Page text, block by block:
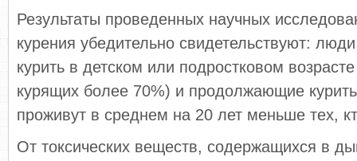
Результаты проведенных научных
курения убедительно свидетельствуют:
курить в детском или подростковом
курящих более 70%) и продолжающие
проживут в среднем на 20 лет меньше тех,
От токсических веществ, содержащихся в